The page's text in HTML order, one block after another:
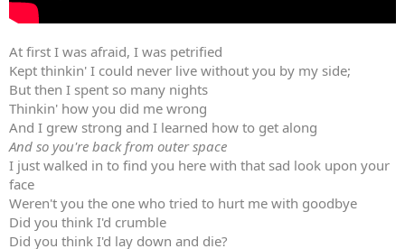
At first I was afraid, I was petrified
Kept thinkin' I could never live without you by my side;
But then I spent so many nights
Thinkin' how you did me wrong
And I grew strong and I learned how to get along
And so you're back from outer space
I just walked in to find you here with that sad look upon your
face
Weren't you the one who tried to hurt me with goodbye
Did you think I'd crumble
Did you think I'd lay down and die?